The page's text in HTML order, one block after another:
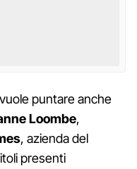
puntare anche
Loombe,
, azienda del
presenti